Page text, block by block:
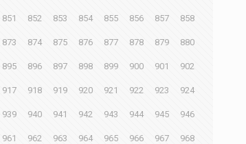
851 852 853 854 855 856 857 858
873 874 875 876 877 878 879 880
895 896 897 898 899 900 901 902
917 918 919 920 921 922 923 924
939 940 941 942 943 944 945 946
961 962 963 964 965 966 967 968